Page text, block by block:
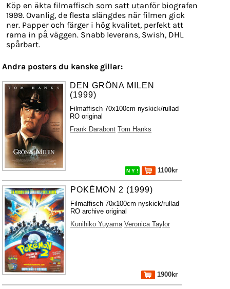
Köp en äkta filmaffisch som satt utanför biografen
1999. Ovanlig, de flesta slängdes när filmen gick
ner. Papper och färger i hög kvalitet, perfekt att
rama in på väggen. Snabb leverans, Swish, DHL
spårbart.
Andra posters du kanske gillar:
DEN GRÖNA MILEN
(1999)
Filmaffisch 70x100cm nyskick/rullad
RO original
Frank Darabont Tom Hanks
N Y ! 1100kr
POKÉMON 2 (1999)
Filmaffisch 70x100cm nyskick/rullad
RO archive original
Kunihiko Yuyama Veronica Taylor
1900kr